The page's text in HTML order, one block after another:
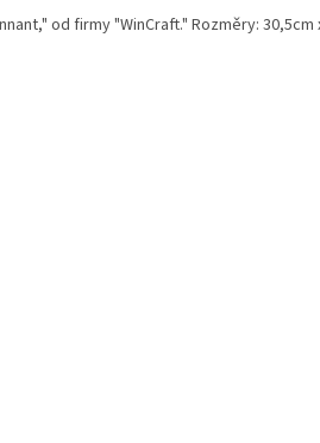
od firmy "WinCraft." Rozměry: 30,5cm